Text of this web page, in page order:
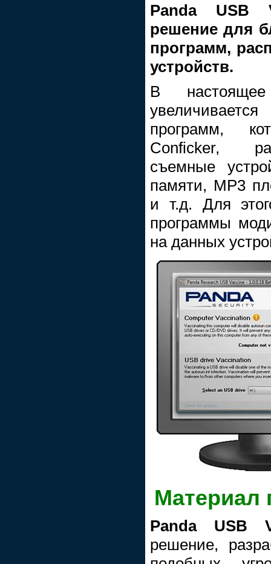
Panda USB
решение для
программ,
устройств.
В
программ,
Conficker,
съемные
памяти, MP3
и т.д. Для
программы
на данных
Материал
Panda USB
решение,